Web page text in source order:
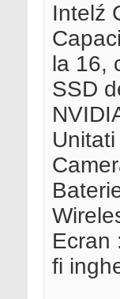
Intelź
la 16,
SSD
Ecran
fi